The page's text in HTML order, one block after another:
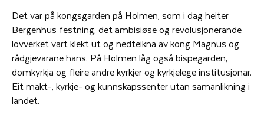
Det var på kongsgarden på Holmen, som i dag heiter
Bergenhus festning, det ambisiøse og revolusjonerande
lovverket vart klekt ut og nedteikna av kong Magnus og
rådgjevarane hans. På Holmen låg også bispegarden,
domkyrkja og fleire andre kyrkjer og kyrkjelege institusjonar.
Eit makt-, kyrkje- og kunnskapssenter utan samanlikning i
landet.